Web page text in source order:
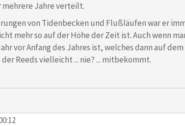
mehrere Jahre verteilt.
von Tidenbecken und Flußläufen war er
mehr so auf der Höhe der Zeit ist. Auch wenn
vor Anfang des Jahres ist, welches dann auf
Reeds vielleicht ... nie? ... mitbekommt.